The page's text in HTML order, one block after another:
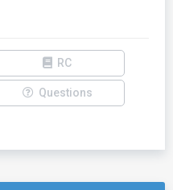
RC
Questions